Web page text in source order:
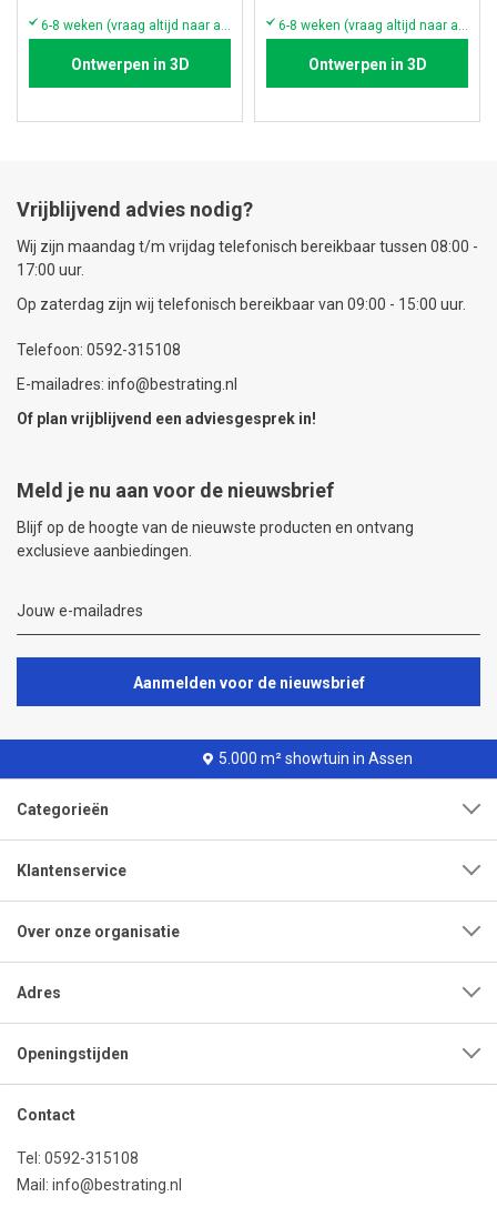
Ontwerpen in 3D Ontwerpen in 3D
Vrijblijvend advies nodig?
Wij zijn maandag t/m vrijdag telefonisch bereikbaar tussen 08:00 -
17:00 uur.
Op zaterdag zijn wij telefonisch bereikbaar van 09:00 - 15:00 uur.
Telefoon: 0592-315108
E-mailadres: info@bestrating.nl
Of plan vrijblijvend een adviesgesprek in!
Meld je nu aan voor de nieuwsbrief
Blijf op de hoogte van de nieuwste producten en ontvang
exclusieve aanbiedingen.
Aanmelden voor de nieuwsbrief
5.000 m² showtuin in Assen
Categorieën
Klantenservice
Over onze organisatie
Adres
Openingstijden
Contact
Tel: 0592-315108
Mail: info@bestrating.nl